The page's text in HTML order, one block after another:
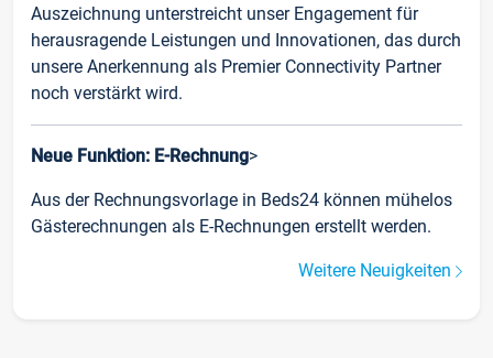
Auszeichnung unterstreicht unser Engagement für
herausragende Leistungen und Innovationen, das durch
unsere Anerkennung als Premier Connectivity Partner
noch verstärkt wird.
Neue Funktion: E-Rechnung>
Aus der Rechnungsvorlage in Beds24 können mühelos
Gästerechnungen als E-Rechnungen erstellt werden.
Weitere Neuigkeiten